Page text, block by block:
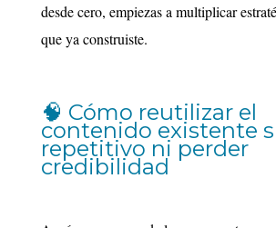
desde cero, empiezas a multiplicar
que ya construiste.
🧠 Cómo reutilizar el
contenido existente
repetitivo ni perder
credibilidad